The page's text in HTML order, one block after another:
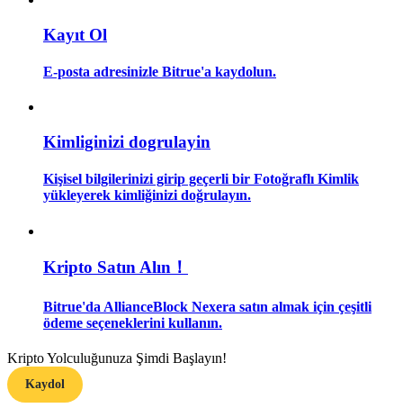
Vadeli İşlemler Başlangıç Kılavuzu
Ticaret stratejileri
Nasıl kârlı kalabileceğinizi öğrenin
Kayıt Ol
E-posta adresinizle Bitrue'a kaydolun.
Kimliginizi dogrulayin
Kişisel bilgilerinizi girip geçerli bir Fotoğraflı Kimlik
yükleyerek kimliğinizi doğrulayın.
Kripto Satın Alın！
Bitrue'da AllianceBlock Nexera satın almak için çeşitli
ödeme seçeneklerini kullanın.
Kripto Yolculuğunuza Şimdi Başlayın!
Kaydol